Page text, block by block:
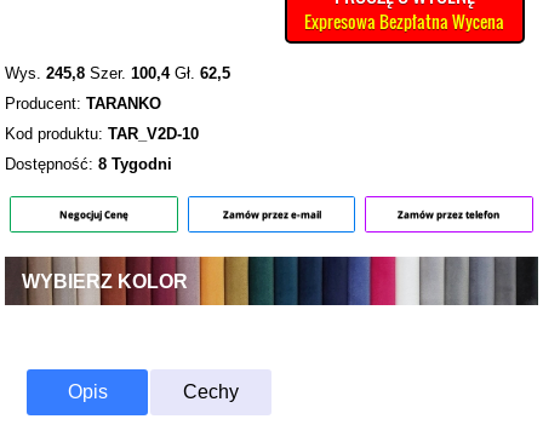
Expresowa Bezpłatna Wycena
Wys.245,8 Szer.100,4Gł.62,5
Producent:TARANKO
Kod produktu:TAR_V2D-10
Dostępność:8 Tygodni
Negocjuj Cenę Zamów przez e-mail Zamów przez telefon
WYBIERZ KOLOR
Opis Cechy